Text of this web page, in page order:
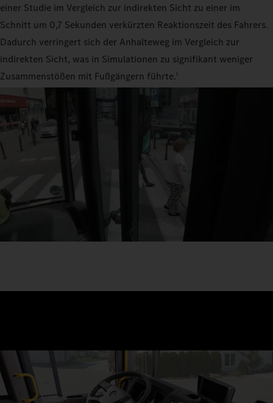
einer Studie im Vergleich zur indirekten Sicht zu einer im
Schnitt um 0,7 Sekunden verkürzten Reaktionszeit des Fahrers.
Dadurch verringert sich der Anhalteweg im Vergleich zur
indirekten Sicht, was in Simulationen zu signifikant weniger
Zusammenstößen mit Fußgängern führte.1